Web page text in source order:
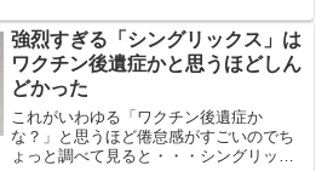
でに晩御飯を食べ終わるのですが（早
い！！）ご飯のあとはお風...
強烈すぎる「シングリックス」は
ワクチン後遺症かと思うほどしん
どかった
これがいわゆる「ワクチン後遺症か
な？」と思うほど倦怠感がすごいのでち
ょっと調べて見ると・・・シングリック